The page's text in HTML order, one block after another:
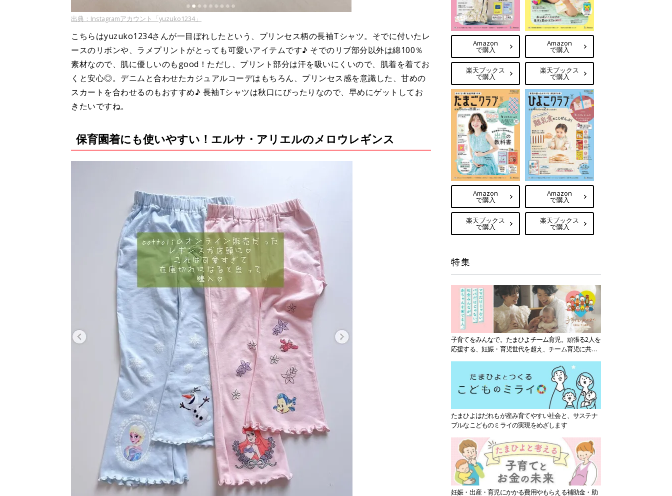
出典：Instagramアカウント「yuzuko1234」
こちらはyuzuko1234さんが一目ぼれしたという、プリンセス柄の長袖Tシャツ。そでに付いたレ
ースのリボンや、ラメプリントがとっても可愛いアイテムです♪ そでのリブ部分以外は綿100％
素材なので、肌に優しいのもgood！ただし、プリント部分は汗を吸いにくいので、肌着を着てお
くと安心◎。デニムと合わせたカジュアルコーデはもちろん、プリンセス感を意識した、甘めの
スカートを合わせるのもおすすめ♪ 長袖Tシャツは秋口にぴったりなので、早めにゲットしてお
きたいですね。
保育園着にも使いやすい！エルサ・アリエルのメロウレギンス
Amazon
で購入
楽天ブックス
で購入
Amazon
で購入
楽天ブックス
で購入
Amazon
で購入
楽天ブックス
で購入
Amazon
で購入
楽天ブックス
で購入
特集
子育てをみんなで。たまひよチーム育児。頑張る2人を
応援する、妊娠・育児世代を超え、チーム育児に共感
たまひよはだれもが産み育てやすい社会と、サステナ
ブルなこどものミライの実現をめざします
妊娠・出産・育児にかかる費用やもらえる補助金・助